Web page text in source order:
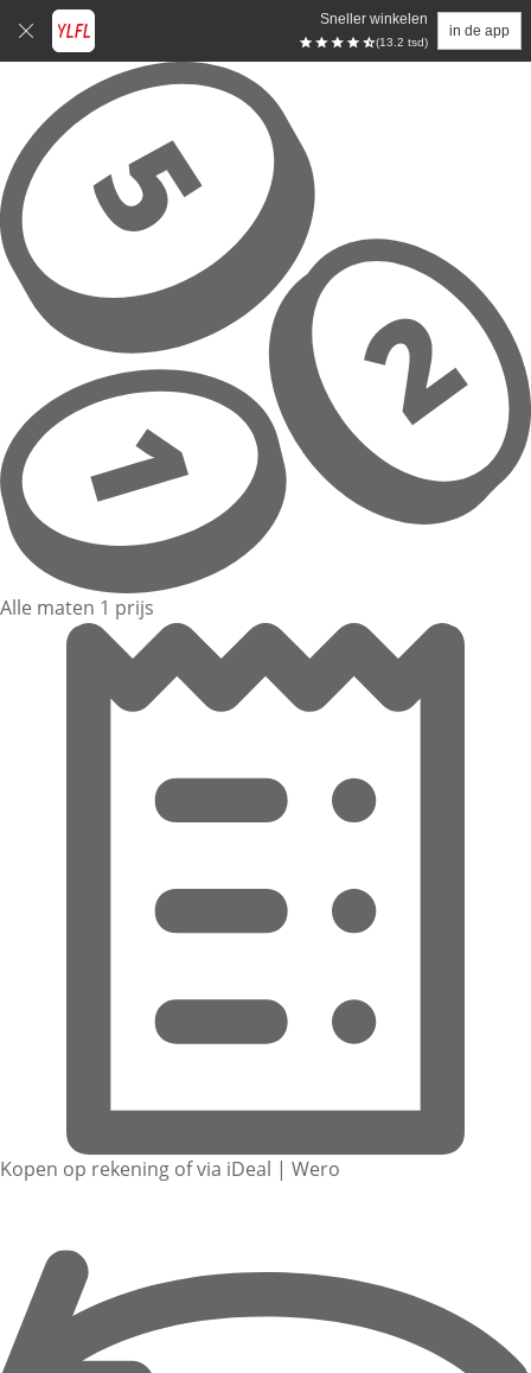
Sneller winkelen
(13.2 tsd)
in de app
Overslaan naar hoofdinhoud
Alle maten 1 prijs
Kopen op rekening of via iDeal | Wero